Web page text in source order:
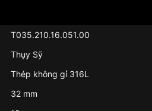
T035.210.16.051.00
Thụy Sỹ
Thép không gỉ 316L
32 mm